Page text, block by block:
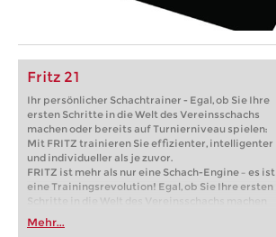
Fritz 21
Ihr persönlicher Schachtrainer - Egal, ob Sie Ihre
ersten Schritte in die Welt des Vereinsschachs
machen oder bereits auf Turnierniveau spielen:
Mit FRITZ trainieren Sie effizienter, intelligenter
und individueller als je zuvor.
FRITZ ist mehr als nur eine Schach-Engine – es ist
eine Trainingsrevolution! Egal, ob Sie Ihre ersten
Schritte in die Welt des Vereinsschachs machen
oder bereits auf Turnierniveau spielen: Mit
FRITZ trainieren Sie effizienter, intelligenter und
Mehr...